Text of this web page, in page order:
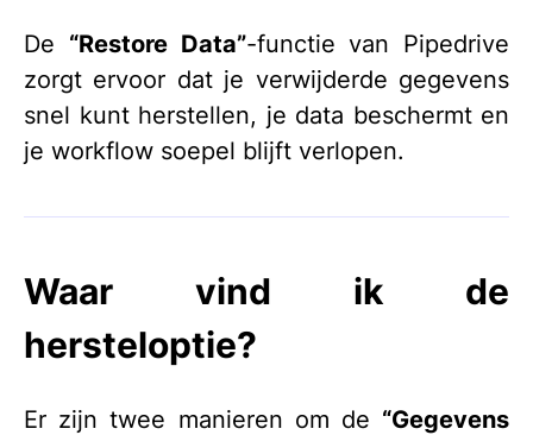
De “Restore Data”-functie van Pipedrive
zorgt ervoor dat je verwijderde gegevens
snel kunt herstellen, je data beschermt en
je workflow soepel blijft verlopen.
Waar vind ik de
hersteloptie?
Er zijn twee manieren om de “Gegevens